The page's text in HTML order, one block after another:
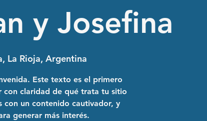
y Josefina
La Rioja, Argentina
Este texto es el primero
con claridad de qué trata tu sitio
un contenido cautivador, y
generar más interés.